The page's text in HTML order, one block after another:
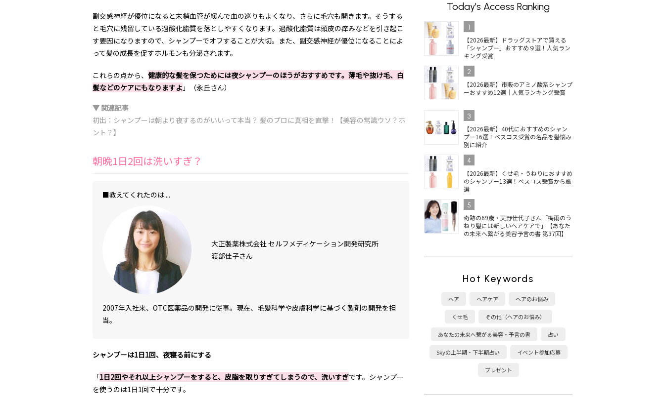
副交感神経が優位になると末梢血管が緩んで血の巡りもよくなり、さらに毛穴も開きます。そうする
と毛穴に残留している過酸化脂質を落としやすくなります。過酸化脂質は頭皮の痒みなどを引き起こ
す要因になりますので、シャンプーでオフすることが大切。また、副交感神経が優位になることによ
って髪の成長を促すホルモンも分泌されます。
これらの点から、 健康的な髪を保つためには夜シャンプーのほうがおすすめです。薄毛や抜け毛、白
髪などのケアにもなりますよ 」（永丘さん）
▼ 関連記事
初出：シャンプーは朝より夜するのがいいって本当？ 髪のプロに真相を直撃！【美容の常識ウソ？ホ
ント？】
朝晩1日2回は洗いすぎ？
■教えてくれたのは....
大正製薬株式会社 セルフメディケーション開発研究所
渡部佳子さん
2007年入社来、OTC医薬品の開発に従事。現在、毛髪科学や皮膚科学に基づく製剤の開発を担
当。
シャンプーは1日1回、夜寝る前にする
「1日2回やそれ以上シャンプーをすると、皮脂を取りすぎてしまうので、洗いすぎです。シャンプー
を使うのは1日1回で十分です。
Today's Access Ranking
1
【2026最新】ドラッグストアで買える
「シャンプー」おすすめ９選！人気ラン
キング受賞
2
【2026最新】市販のアミノ酸系シャンプ
ーおすすめ12選｜人気ランキング受賞
3
【2026最新】40代におすすめのシャン
プー16選！ベスコス受賞の名品を髪悩み
別に紹介
4
【2026最新】くせ毛・うねりにおすすめ
のシャンプー13選！ベスコス受賞から厳
選
5
奇跡の69歳・天野佳代子さん「梅雨のう
ねり髪には新しいヘアケアで」【あなた
の未来へ繋がる美容予言の書 第37回】
Hot Keywords
ヘア ヘアケア ヘアのお悩み
くせ毛 その他（ヘアのお悩み）
あなたの未来へ繋がる美容・予言の書 占い
Skyの上半期・下半期占い イベント参加応募
プレゼント